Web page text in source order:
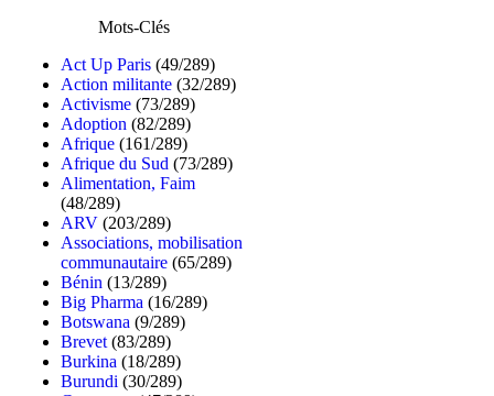
Mots-Clés
Act Up Paris (49/289)
Action militante (32/289)
Activisme (73/289)
Adoption (82/289)
Afrique (161/289)
Afrique du Sud (73/289)
Alimentation, Faim
(48/289)
ARV (203/289)
Associations, mobilisation
communautaire (65/289)
Bénin (13/289)
Big Pharma (16/289)
Botswana (9/289)
Brevet (83/289)
Burkina (18/289)
Burundi (30/289)